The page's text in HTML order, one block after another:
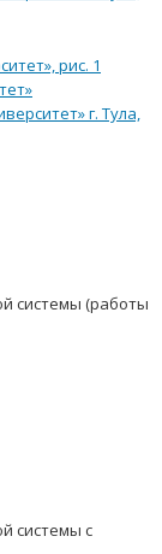
г. Тула,
системы (работы
системы с